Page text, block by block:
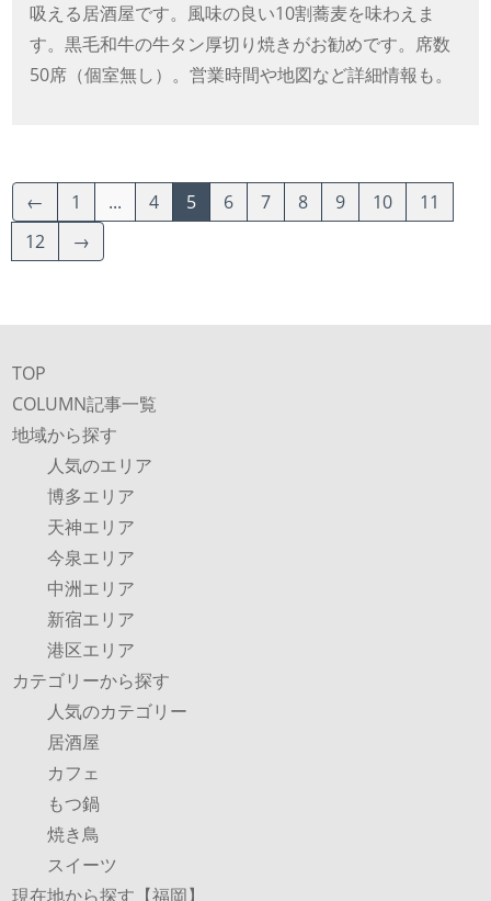
吸える居酒屋です。風味の良い10割蕎麦を味わえま
す。黒毛和牛の牛タン厚切り焼きがお勧めです。席数
50席（個室無し）。営業時間や地図など詳細情報も。
← 1 ... 4 5 6 7 8 9 10
11
12
→
TOP
COLUMN記事一覧
地域から探す
人気のエリア
博多エリア
天神エリア
今泉エリア
中洲エリア
新宿エリア
港区エリア
カテゴリーから探す
人気のカテゴリー
居酒屋
カフェ
もつ鍋
焼き鳥
スイーツ
現在地から探す【福岡】